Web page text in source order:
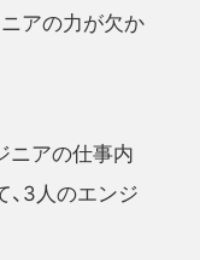
アの力が欠か
ニアの仕事内
、3人のエンジ